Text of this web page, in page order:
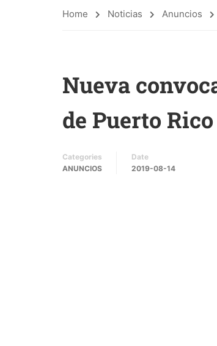
Home Noticias Anuncios
Nueva
de Puerto Rico
Categories
ANUNCIOS
Date
2019-08-14